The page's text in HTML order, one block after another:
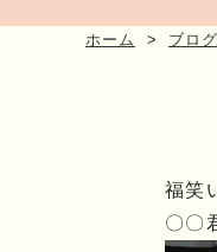
ホーム ブログ
福笑
〇〇